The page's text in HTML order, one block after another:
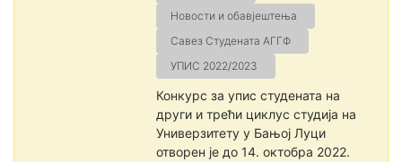
Новости и обавјештења
Савез Студената АГГФ
УПИС 2022/2023
Конкурс за упис студената на
други и трећи циклус студија на
Универзитету у Бањој Луци
отворен је до 14. октобра 2022.